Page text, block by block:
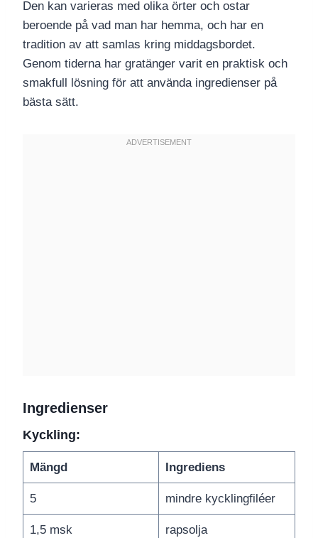
Den kan varieras med olika örter och ostar
beroende på vad man har hemma, och har en
tradition av att samlas kring middagsbordet.
Genom tiderna har gratänger varit en praktisk och
smakfull lösning för att använda ingredienser på
bästa sätt.
Ingredienser
Kyckling:
Mängd Ingrediens
5 mindre kycklingfiléer
1,5 msk rapsolja